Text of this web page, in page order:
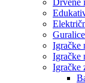
Drvene
Igračke
Igračke
‎Igračke